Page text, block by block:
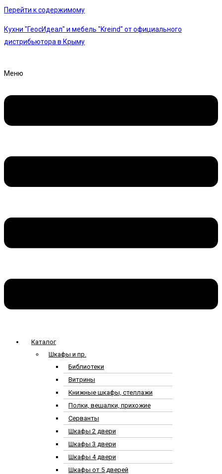
Перейти к содержимому
Кухни "ГеосИдеал" и мебель "Kreind" от официального
дистрибьютора в Крыму
Меню
Каталог
Шкафы и пр.
Библиотеки
Витрины
Книжные шкафы, стеллажи
Полки, вешалки, прихожие
Серванты
Шкафы 2 двери
Шкафы 3 двери
Шкафы 4 двери
Шкафы от 5 дверей